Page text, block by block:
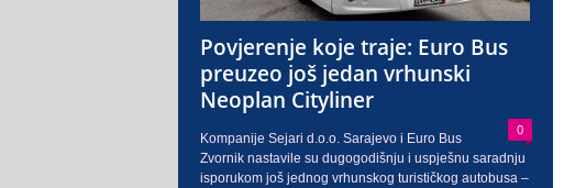
Povjerenje koje traje: Euro Bus
preuzeo još jedan vrhunski
Neoplan Cityliner
0
Kompanije Sejari d.o.o. Sarajevo i Euro Bus
Zvornik nastavile su dugogodišnju i uspješnu saradnju
isporukom još jednog vrhunskog turističkog autobusa –